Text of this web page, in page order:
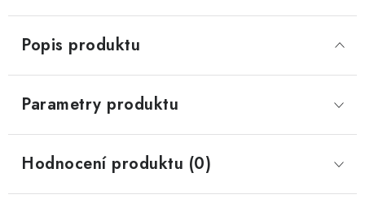
Popis produktu
Parametry produktu
Hodnocení produktu (0)